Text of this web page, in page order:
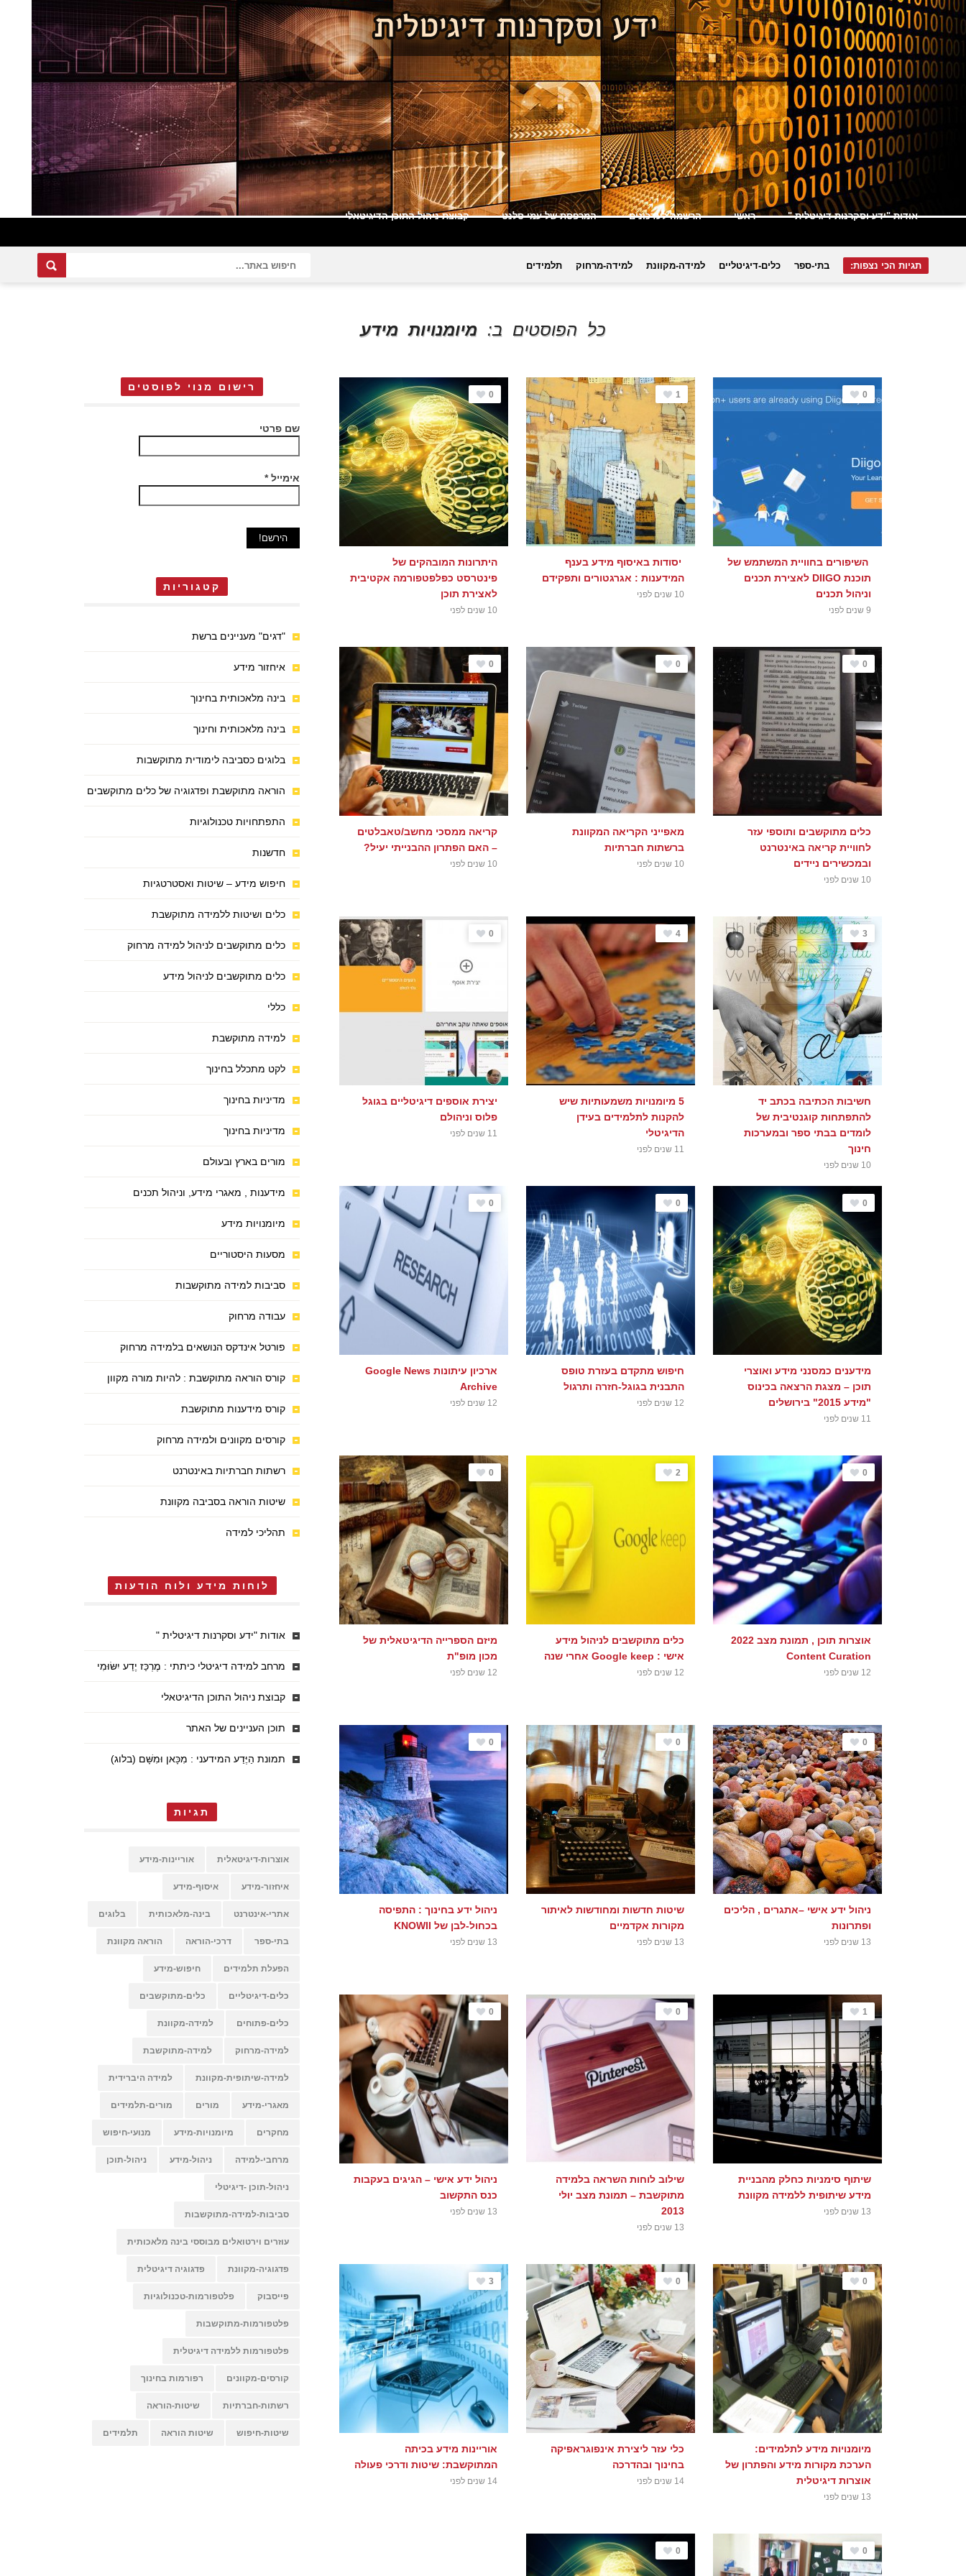
אודות "ידע וסקרנות דיגיטלית " ראשי הרשמה לעדכונים המרפסת של עמי סלנט קבוצת ניהול התוכן הדיגיטאלי
תגיות הכי נצפות: בתי-ספר כלים-דיגיטליים למידה-מקוונת למידה-מרחוק תלמידים
כל הפוסטים ב: מיומנויות מידע
0
השיפורים בחוויית המשתמש של
תוכנת DIIGO לאצירת תכנים
וניהול תכנים
9 שנים לפני
1
יסודות באיסוף מידע בענף
המידענות : אגרגטורים ותפקידם
10 שנים לפני
0
היתרונות המובהקים של
פינטרסט כפלפטפורמה אקטיבית
לאצירת תוכן
10 שנים לפני
0
כלים מתוקשבים ותוספי עזר
לחוויית קריאה באינטרנט
ובמכשירים ניידים
10 שנים לפני
0
מאפייני הקריאה המקוונת
ברשתות חברתיות
10 שנים לפני
0
קריאה ממסכי מחשב/טאבלטים
– האם הפתרון ההבנייתי יעיל?
10 שנים לפני
3
חשיבות הכתיבה בכתב יד
להתפתחות קוגנטיבית של
לומדים בבתי ספר ובמערכות
חינוך
10 שנים לפני
4
5 מיומנויות משמעותיות שיש
להקנות לתלמידים בעידן
הדיגיטלי
11 שנים לפני
0
יצירת אוספים דיגיטליים בגוגל
פלוס וניהולם
11 שנים לפני
0
מידענים כמסנני מידע ואוצרי
תוכן – מצגת הרצאה בכינוס
"מידע 2015" בירושלים
11 שנים לפני
0
חיפוש מתקדם בעזרת טופס
התבנית בגוגל-חזרה ותרגול
12 שנים לפני
0
ארכיון עיתונות Google News
Archive
12 שנים לפני
0
אוצרות תוכן , תמונת מצב 2022
Content Curation
12 שנים לפני
2
כלים מתוקשבים לניהול מידע
אישי : Google keep אחרי שנה
12 שנים לפני
0
מיזם הספרייה הדיגיטאלית של
מכון מופ"ת
12 שנים לפני
0
ניהול ידע אישי –אתגרים , הליכים
ופתרונות
13 שנים לפני
0
שיטות חדשות ומחודשות לאיתור
מקורות אקדמיים
13 שנים לפני
0
ניהול ידע בחינוך : התפיסה
בכחול-לבן של KNOWII
13 שנים לפני
1
שיתוף סימניות כחלק מהבניית
מידע שיתופית ללמידה מקוונת
13 שנים לפני
0
שילוב לוחות השראה בלמידה
מתוקשבת – תמונת מצב יולי
2013
13 שנים לפני
0
ניהול ידע אישי – הגיגים בעקבות
כנס התקשוב
13 שנים לפני
0
מיומנויות מידע לתלמידים:
הערכת מקורות מידע והפתרון של
אוצרות דיגיטלית
13 שנים לפני
0
כלי עזר ליצירת אינפוגראפיקה
בחינוך ובהדרכה
14 שנים לפני
3
אוריינות מידע בכיתה
המתוקשבת: שיטות ודרכי פעולה
14 שנים לפני
0
0
רישום מנוי לפוסטים
שם פרטי
אימייל*
קטגוריות
"דגים" מעניינים ברשת
איחזור מידע
בינה מלאכותית בחינוך
בינה מלאכותית וחינוך
בלוגים כסביבה לימודית מתוקשבות
הוראה מתוקשבת ופדגוגיה של כלים מתוקשבים
התפתחויות טכנולוגיות
חדשנות
חיפוש מידע – שיטות ואסטרטגיות
כלים ושיטות ללמידה מתוקשבת
כלים מתוקשבים לניהול למידה מרחוק
כלים מתוקשבים לניהול מידע
כללי
למידה מתוקשבת
לקט מתכלל בחינוך
מדיניות בחינוך
מדיניות בחינוך
מורים בארץ ובעולם
מידענות , מאגרי מידע, וניהול תכנים
מיומנויות מידע
מסעות היסטוריים
סביבות למידה מתוקשבות
עבודה מרחוק
פורטל אינדקס הנושאים בלמידה מרחוק
קורס הוראה מתוקשבת : להיות מורה מקוון
קורס מידענות מתוקשבת
קורסים מקוונים ולמידה מרחוק
רשתות חברתיות באינטרנט
שיטות הוראה בסביבה מקוונת
תהליכי למידה
לוחות מידע ולוח הודעות
אודות "ידע וסקרנות דיגיטלית "
מרחב למידה דיגיטלי כיתתי : מֶרְכַּז יֶדַע יִשּׂוּמִי
קבוצת ניהול התוכן הדיגיטאלי
תוכן העניינים של האתר
תמונת הַיֶּדַע המידעני : מִכָּאן וּמִשָּׁם (בלוג)
תגיות
אוצרות-דיגיטאלית אוריינות-מידע
איחזור-מידע איסוף-מידע
אתרי-אינטרנט בינה-מלאכותית בלוגים
בתי-ספר דרכי-הוראה הוראה מקוונת
הפעלת תלמידים חיפוש-מידע
כלים-דיגיטליים כלים-מתוקשבים
כלים-פתוחים למידה-מקוונת
למידה-מרחוק למידה-מתוקשבת
למידה-שיתופית-מקוונת למידה היברידית
מאגרי-מידע מורים מורים-תלמידים
מחקרים מיומנויות-מידע מנועי-חיפוש
מרחבי-למידה ניהול-מידע ניהול-תוכן
ניהול-תוכן -דיגיטלי
סביבות-למידה-מתוקשבות
עוזרים וירטואלים מבוססי בינה מלאכותית
פדגוגיה-מקוונת פדגוגיה דיגיטלית
פייסבוק פלטפורמות-טכנולוגיות
פלטפורמות-מתוקשבות
פלטפורמות ללמידה דיגיטלית
קורסים-מקוונים רפורמות בחינוך
רשתות-חברתיות שיטות-הוראה
שיטות-חיפוש שיטות הוראה תלמידים